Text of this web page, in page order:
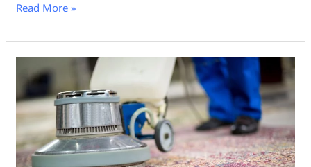
Read More »
Karpet
Masjid
Gresik